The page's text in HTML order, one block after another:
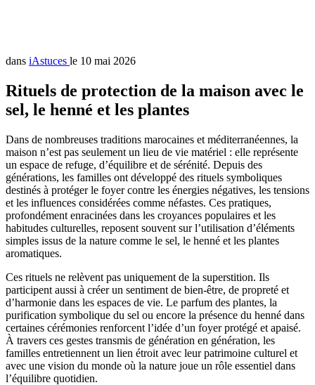
dans iAstuces le 10 mai 2026
Rituels de protection de la maison avec le
sel, le henné et les plantes
Dans de nombreuses traditions marocaines et méditerranéennes, la
maison n’est pas seulement un lieu de vie matériel : elle représente
un espace de refuge, d’équilibre et de sérénité. Depuis des
générations, les familles ont développé des rituels symboliques
destinés à protéger le foyer contre les énergies négatives, les tensions
et les influences considérées comme néfastes. Ces pratiques,
profondément enracinées dans les croyances populaires et les
habitudes culturelles, reposent souvent sur l’utilisation d’éléments
simples issus de la nature comme le sel, le henné et les plantes
aromatiques.
Ces rituels ne relèvent pas uniquement de la superstition. Ils
participent aussi à créer un sentiment de bien-être, de propreté et
d’harmonie dans les espaces de vie. Le parfum des plantes, la
purification symbolique du sel ou encore la présence du henné dans
certaines cérémonies renforcent l’idée d’un foyer protégé et apaisé.
À travers ces gestes transmis de génération en génération, les
familles entretiennent un lien étroit avec leur patrimoine culturel et
avec une vision du monde où la nature joue un rôle essentiel dans
l’équilibre quotidien.